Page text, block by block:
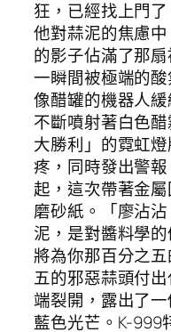
狂，已經找上門
他對蒜泥的焦慮
的影子佔滿了那
一瞬間被極端的
像醋罐的機器人
不斷噴射著白色
大勝利」的霓虹
疼，同時發出警
起，這次帶著金
磨砂紙。「廖沾
泥，是對醬料學
將為你那百分之
五的邪惡蒜頭付
端裂開，露出了
藍色光芒。K-999